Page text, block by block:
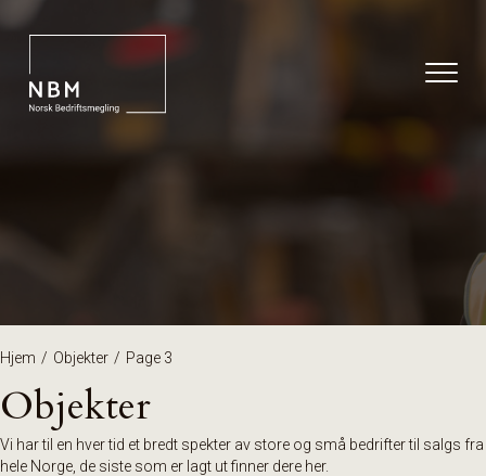
Hjem / Objekter / Page 3
Objekter
Vi har til en hver tid et bredt spekter av store og små bedrifter til salgs fra
hele Norge, de siste som er lagt ut finner dere her.